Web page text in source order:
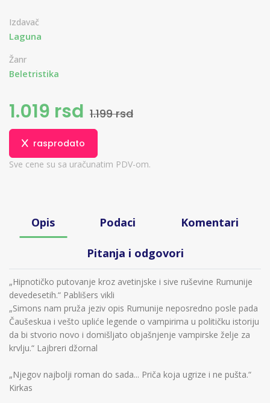
Izdavač
Laguna
Žanr
Beletristika
1.019 rsd 1.199 rsd
rasprodato
Sve cene su sa uračunatim PDV-om.
Opis Podaci Komentari
Pitanja i odgovori
„Hipnotičko putovanje kroz avetinjske i sive ruševine Rumunije
devedesetih.“ Pablišers vikli
„Simons nam pruža jeziv opis Rumunije neposredno posle pada
Čaušeskua i vešto upliće legende o vampirima u političku istoriju
da bi stvorio novo i domišljato objašnjenje vampirske želje za
krvlju.“ Lajbreri džornal
„Njegov najbolji roman do sada... Priča koja ugrize i ne pušta.“
Kirkas